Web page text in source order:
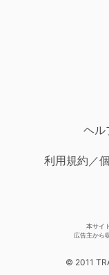
ヘル
利用規約／
本サイ
広告主から
© 2011